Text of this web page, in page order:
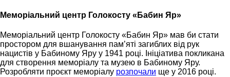
Меморіальний центр Голокосту «Бабин Яр»
Меморіальний центр Голокосту «Бабин Яр» мав би стати
простором для вшанування пам’яті загиблих від рук
нацистів у Бабиному Яру у 1941 році. Ініціатива покликана
для створення меморіалу та музею в Бабиному Яру.
Розробляти проєкт меморіалу розпочали ще у 2016 році.